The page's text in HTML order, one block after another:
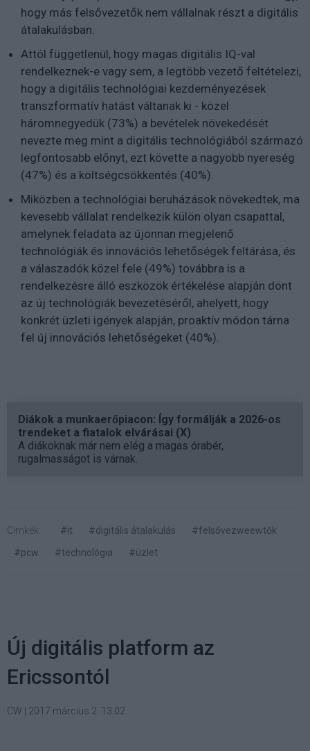
hogy más felsővezetők nem vállalnak részt a digitális
átalakulásban.
Attól függetlenül, hogy magas digitális IQ-val
rendelkeznek-e vagy sem, a legtöbb vezető feltételezi,
hogy a digitális technológiai kezdeményezések
transzformatív hatást váltanak ki - közel
háromnegyedük (73%) a bevételek növekedését
nevezte meg mint a digitális technológiából származó
legfontosabb előnyt, ezt követte a nagyobb nyereség
(47%) és a költségcsökkentés (40%).
Miközben a technológiai beruházások növekedtek, ma
kevesebb vállalat rendelkezik külön olyan csapattal,
amelynek feladata az újonnan megjelenő
technológiák és innovációs lehetőségek feltárása, és
a válaszadók közel fele (49%) továbbra is a
rendelkezésre álló eszközök értékelése alapján dönt
az új technológiák bevezetéséről, ahelyett, hogy
konkrét üzleti igények alapján, proaktív módon tárna
fel új innovációs lehetőségeket (40%).
Diákok a munkaerőpiacon: Így formálják a 2026-os
trendeket a fiatalok elvárásai (X)
A diákoknak már nem elég a magas órabér,
rugalmasságot is várnak.
Címkék: #it #digitális átalakulás
#felsővezweewtők
#pcw
#technológia #üzlet
Új digitális platform az
Ericssontól
CW 2017 március 2. 13:02